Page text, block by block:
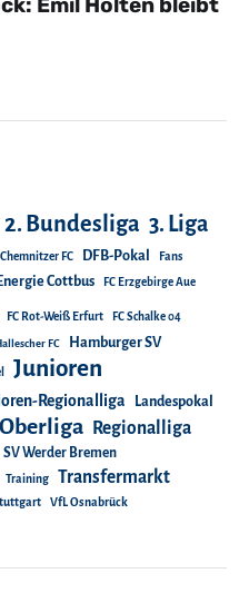
2. Bundesliga 3. Liga
Chemnitzer FC DFB-Pokal Fans
Energie Cottbus FC Erzgebirge Aue
FC Rot-Weiß Erfurt FC Schalke 04
FC Hamburger SV
Junioren
Regionalliga
Landespokal
Oberliga Regionalliga
SV Werder Bremen
Training Transfermarkt
VfL Osnabrück